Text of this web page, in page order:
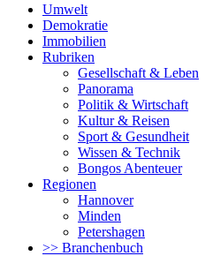
Umwelt
Demokratie
Immobilien
Rubriken
Gesellschaft & Leben
Panorama
Politik & Wirtschaft
Kultur & Reisen
Sport & Gesundheit
Wissen & Technik
Bongos Abenteuer
Regionen
Hannover
Minden
Petershagen
>> Branchenbuch